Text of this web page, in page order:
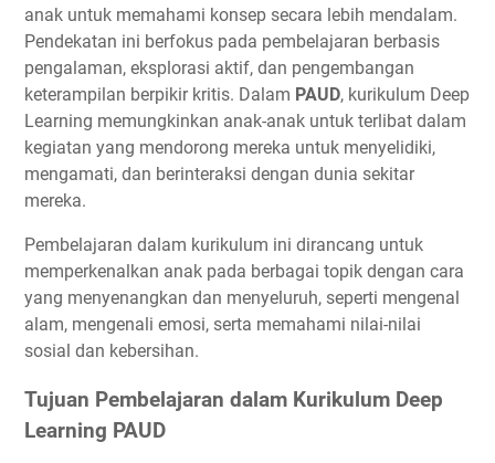
anak untuk memahami konsep secara lebih mendalam.
Pendekatan ini berfokus pada pembelajaran berbasis
pengalaman, eksplorasi aktif, dan pengembangan
keterampilan berpikir kritis. Dalam PAUD, kurikulum Deep
Learning memungkinkan anak-anak untuk terlibat dalam
kegiatan yang mendorong mereka untuk menyelidiki,
mengamati, dan berinteraksi dengan dunia sekitar
mereka.
Pembelajaran dalam kurikulum ini dirancang untuk
memperkenalkan anak pada berbagai topik dengan cara
yang menyenangkan dan menyeluruh, seperti mengenal
alam, mengenali emosi, serta memahami nilai-nilai
sosial dan kebersihan.
Tujuan Pembelajaran dalam Kurikulum Deep
Learning PAUD